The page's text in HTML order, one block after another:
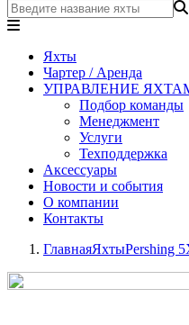
Яхты
Чартер / Аренда
УПРАВЛЕНИЕ
Подбор команды
Менеджмент
Услуги
Техподдержка
Аксессуары
Новости и события
О компании
Контакты
ГлавнаяЯхтыPershing